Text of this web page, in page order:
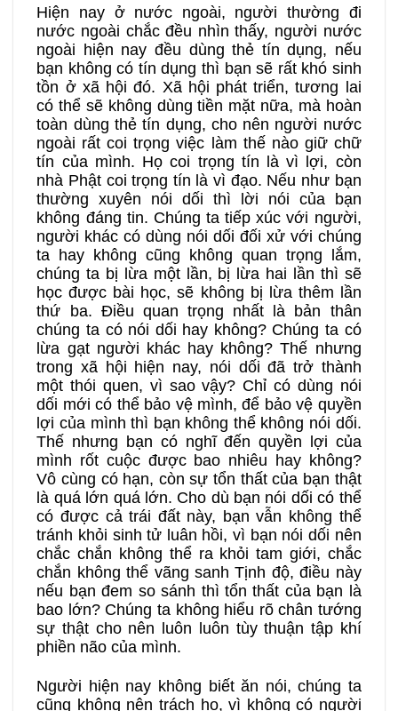
Hiện nay ở nước ngoài, người thường đi
nước ngoài chắc đều nhìn thấy, người nước
ngoài hiện nay đều dùng thẻ tín dụng, nếu
bạn không có tín dụng thì bạn sẽ rất khó sinh
tồn ở xã hội đó. Xã hội phát triển, tương lai
có thể sẽ không dùng tiền mặt nữa, mà hoàn
toàn dùng thẻ tín dụng, cho nên người nước
ngoài rất coi trọng việc làm thế nào giữ chữ
tín của mình. Họ coi trọng tín là vì lợi, còn
nhà Phật coi trọng tín là vì đạo. Nếu như bạn
thường xuyên nói dối thì lời nói của bạn
không đáng tin. Chúng ta tiếp xúc với người,
người khác có dùng nói dối đối xử với chúng
ta hay không cũng không quan trọng lắm,
chúng ta bị lừa một lần, bị lừa hai lần thì sẽ
học được bài học, sẽ không bị lừa thêm lần
thứ ba. Điều quan trọng nhất là bản thân
chúng ta có nói dối hay không? Chúng ta có
lừa gạt người khác hay không? Thế nhưng
trong xã hội hiện nay, nói dối đã trở thành
một thói quen, vì sao vậy? Chỉ có dùng nói
dối mới có thể bảo vệ mình, để bảo vệ quyền
lợi của mình thì bạn không thể không nói dối.
Thế nhưng bạn có nghĩ đến quyền lợi của
mình rốt cuộc được bao nhiêu hay không?
Vô cùng có hạn, còn sự tổn thất của bạn thật
là quá lớn quá lớn. Cho dù bạn nói dối có thể
có được cả trái đất này, bạn vẫn không thể
tránh khỏi sinh tử luân hồi, vì bạn nói dối nên
chắc chắn không thể ra khỏi tam giới, chắc
chắn không thể vãng sanh Tịnh độ, điều này
nếu bạn đem so sánh thì tổn thất của bạn là
bao lớn? Chúng ta không hiểu rõ chân tướng
sự thật cho nên luôn luôn tùy thuận tập khí
phiền não của mình.
Người hiện nay không biết ăn nói, chúng ta
cũng không nên trách họ, vì không có người